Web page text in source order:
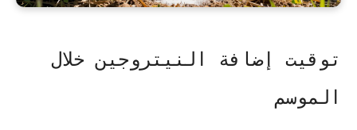
توقيت إضافة النيتروجين خلال
الموسم